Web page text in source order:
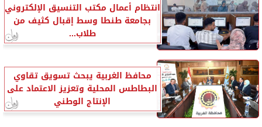
انتظام أعمال مكتب التنسيق الإلكتروني
بجامعة طنطا وسط إقبال كثيف من
طلاب...
محافظ الغربية يبحث تسويق تقاوي
البطاطس المحلية وتعزيز الاعتماد على
الإنتاج الوطني